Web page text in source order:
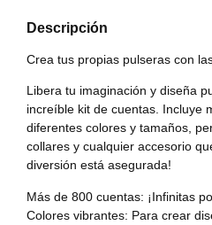
Descripción
Crea tus propias pulseras con
Libera tu imaginación y diseña
increíble kit de cuentas. Incluye
diferentes colores y tamaños,
collares y cualquier accesorio
diversión está asegurada!
Más de 800 cuentas: ¡Infinitas
Colores vibrantes: Para crear